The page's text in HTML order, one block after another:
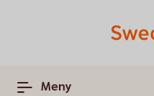
Meny